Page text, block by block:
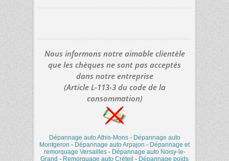
Nous informons notre aimable clientèle
que les chèques ne sont pas acceptés
dans notre entreprise
(Article L-113-3 du code de la
consommation)
Dépannage auto Athis-Mons- Dépannage auto
Montgeron - Dépannage auto Arpajon - Dépannage et
remorquage Versailles- Dépannage auto Noisy-le-
Grand - Remorquage auto Créteil - Dépannage poids